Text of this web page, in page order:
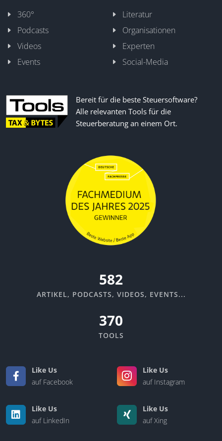
360°
Literatur
Podcasts
Organisationen
Videos
Experten
Events
Social-Media
Bereit für die beste Steuersoftware?
Alle relevanten Tools für die
Steuerberatung an einem Ort.
652
ARTIKEL, PODCASTS, VIDEOS, EVENTS...
370
TOOLS
Like Us
auf Facebook
Like Us
auf Instagram
Like Us
auf LinkedIn
Like Us
auf Xing